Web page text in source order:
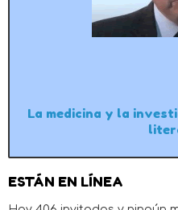
La medicina y la
ESTÁN EN LÍNEA